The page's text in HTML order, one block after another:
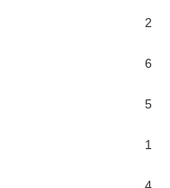
2
6
5
1
4